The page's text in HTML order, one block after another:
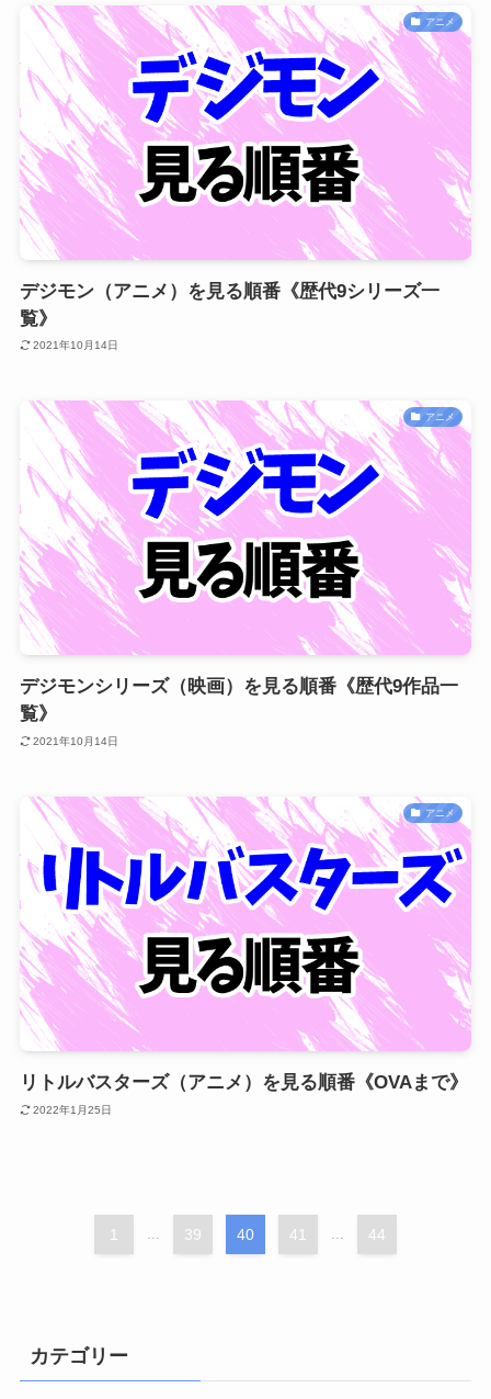
アニメ
デジモン（アニメ）を見る順番《歴代9シリーズ一
覧》
2021年10月14日
アニメ
デジモンシリーズ（映画）を見る順番《歴代9作品一
覧》
2021年10月14日
アニメ
リトルバスターズ（アニメ）を見る順番《OVAまで》
2022年1月25日
1 ... 39 40 41 ... 44
カテゴリー